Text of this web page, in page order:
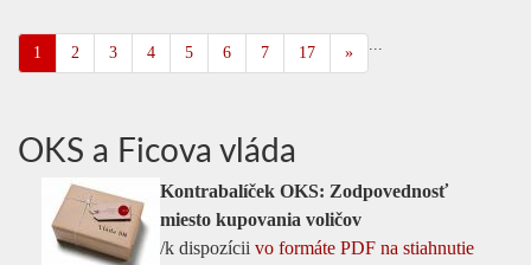
1 2 3 4 5 6 7 ...
17 »
OKS a Ficova vláda
Kontrabalíček OKS: Zodpovednosť
miesto kupovania voličov
/k dispozícii vo formáte PDF na stiahnutie